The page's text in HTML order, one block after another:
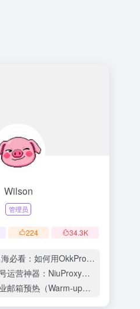
Wilson
管理员
224 34.3K
OkkProxy彻底解决网络延迟与IP被封难题？
助力跨境工作室业务高效爆单！
up）的详细技巧与实操策略（含配图）